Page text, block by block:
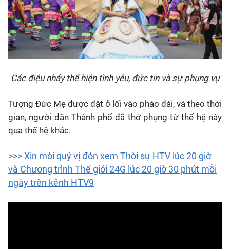
Các điệu nhảy thể hiện tình yêu, đức tin và sự phụng vụ
Tượng Đức Mẹ được đặt ở lối vào pháo đài, và theo thời
gian, người dân Thành phố đã thờ phụng từ thế hệ này
qua thế hệ khác.
>>> Xin mời quý vị đón xem Thời sự HTV lúc 20 giờ
và Chương trình Thế giới 24G lúc 20 giờ 30 phút mỗi
ngày trên kênh HTV9